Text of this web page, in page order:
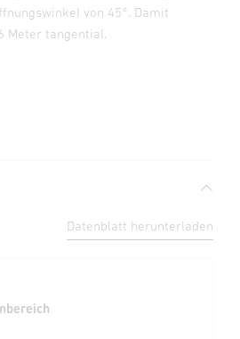
von 45°. Damit
Meter tangential.
Datenblatt herunterladen